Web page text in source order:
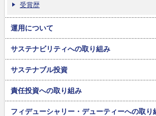
受賞歴
運用について
サステナビリティへの取り組み
サステナブル投資
責任投資への取り組み
フィデューシャリー・デューティーへの取り